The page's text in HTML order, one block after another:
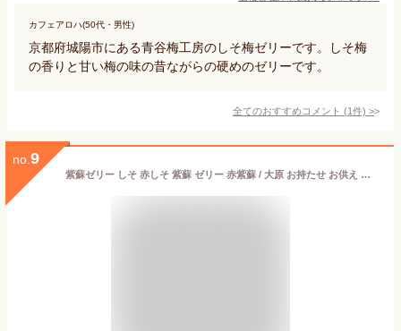
カフェアロハ(50代・男性)
京都府城陽市にある青谷梅工房のしそ梅ゼリーです。しそ梅
の香りと甘い梅の味の昔ながらの硬めのゼリーです。
全てのおすすめコメント (1件) >
no. 9
紫蘇ゼリー しそ 赤しそ 紫蘇 ゼリー 赤紫蘇 / 大原 お持たせ お供え 御礼 贈答 のし 熨斗 内祝 お祝い 手土産 内祝い 敬老の日 土産 京土産 お取り寄せ グルメ 京都 大原 創業124年 老舗 御中元 お中元 土井志ば漬本舗